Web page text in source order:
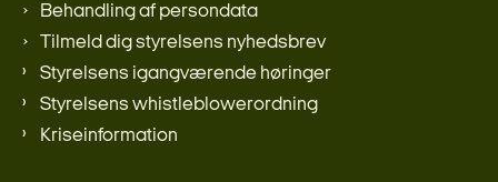
Behandling af persondata
Tilmeld dig styrelsens nyhedsbrev
Styrelsens igangværende høringer
Styrelsens whistleblowerordning
Kriseinformation